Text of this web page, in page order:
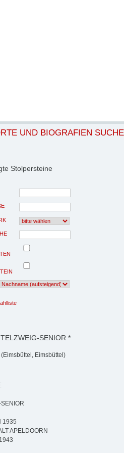
UND BIOGRAFIEN
Stolpersteine
SENIOR *
Eimsbüttel)
1935
APELDOORN